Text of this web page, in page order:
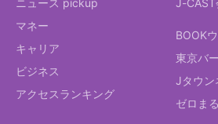
ニュース pickup
マネー
キャリア
ビジネス
アクセスランキング
J-CAST
BOOK
東京バ
Jタウン
ゼロまる